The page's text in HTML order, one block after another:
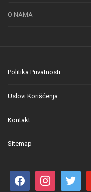
O NAMA
Politika Privatnosti
Uslovi Korišćenja
Kontakt
Sitemap